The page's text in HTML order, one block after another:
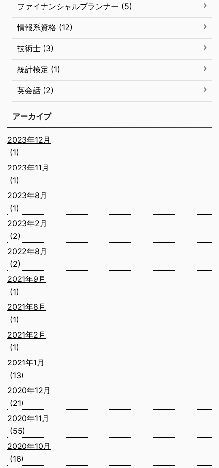
ファイナンシャルプランナー (5)
情報系資格 (12)
技術士 (3)
統計検定 (1)
英会話 (2)
アーカイブ
2023年12月
(1)
2023年11月
(1)
2023年8月
(1)
2023年2月
(2)
2022年8月
(2)
2021年9月
(1)
2021年8月
(1)
2021年2月
(1)
2021年1月
(13)
2020年12月
(21)
2020年11月
(55)
2020年10月
(16)